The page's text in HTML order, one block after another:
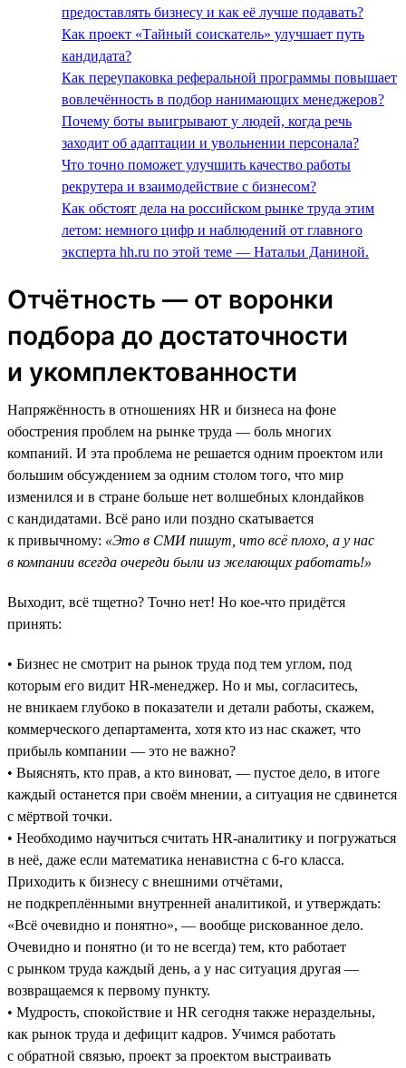
предоставлять бизнесу и как её лучше подавать?
Как проект «Тайный соискатель» улучшает путь
кандидата?
Как переупаковка реферальной программы повышает
вовлечённость в подбор нанимающих менеджеров?
Почему боты выигрывают у людей, когда речь
заходит об адаптации и увольнении персонала?
Что точно поможет улучшить качество работы
рекрутера и взаимодействие с бизнесом?
Как обстоят дела на российском рынке труда этим
летом: немного цифр и наблюдений от главного
эксперта hh.ru по этой теме — Натальи Даниной.
Отчётность — от воронки
подбора до достаточности
и укомплектованности
Напряжённость в отношениях HR и бизнеса на фоне
обострения проблем на рынке труда — боль многих
компаний. И эта проблема не решается одним проектом или
большим обсуждением за одним столом того, что мир
изменился и в стране больше нет волшебных клондайков
с кандидатами. Всё рано или поздно скатывается
к привычному: «Это в СМИ пишут, что всё плохо, а у нас
в компании всегда очереди были из желающих работать!»
Выходит, всё тщетно? Точно нет! Но кое-что придётся
принять:
• Бизнес не смотрит на рынок труда под тем углом, под
которым его видит HR-менеджер. Но и мы, согласитесь,
не вникаем глубоко в показатели и детали работы, скажем,
коммерческого департамента, хотя кто из нас скажет, что
прибыль компании — это не важно?
• Выяснять, кто прав, а кто виноват, — пустое дело, в итоге
каждый останется при своём мнении, а ситуация не сдвинется
с мёртвой точки.
• Необходимо научиться считать HR-аналитику и погружаться
в неё, даже если математика ненавистна с 6-го класса.
Приходить к бизнесу с внешними отчётами,
не подкреплёнными внутренней аналитикой, и утверждать:
«Всё очевидно и понятно», — вообще рискованное дело.
Очевидно и понятно (и то не всегда) тем, кто работает
с рынком труда каждый день, а у нас ситуация другая —
возвращаемся к первому пункту.
• Мудрость, спокойствие и HR сегодня также нераздельны,
как рынок труда и дефицит кадров. Учимся работать
с обратной связью, проект за проектом выстраивать